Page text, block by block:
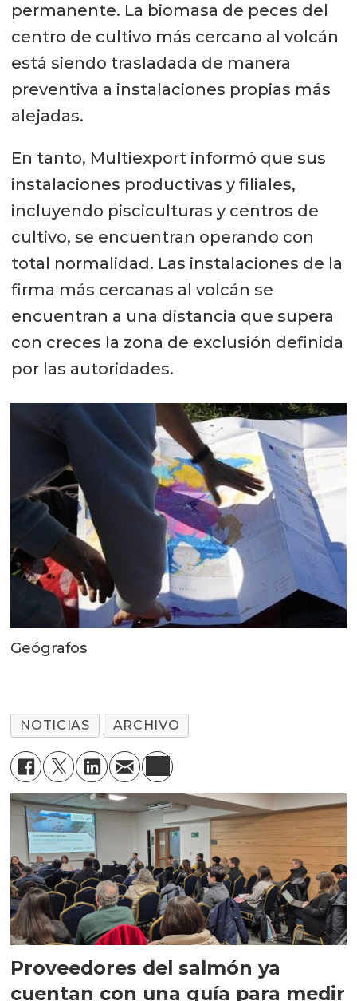
permanente. La biomasa de peces del
centro de cultivo más cercano al volcán
está siendo trasladada de manera
preventiva a instalaciones propias más
alejadas.
En tanto, Multiexport informó que sus
instalaciones productivas y filiales,
incluyendo pisciculturas y centros de
cultivo, se encuentran operando con
total normalidad. Las instalaciones de la
firma más cercanas al volcán se
encuentran a una distancia que supera
con creces la zona de exclusión definida
por las autoridades.
Geógrafos
NOTICIAS ARCHIVO
Proveedores del salmón ya
cuentan con una guía para medir